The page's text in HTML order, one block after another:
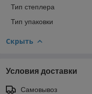
Тип степлера
Тип упаковки
Скрыть
Условия доставки
Самовывоз